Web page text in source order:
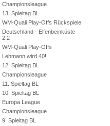
Championsleague
13. Spieltag BL
WM-Quali Play-Offs Rückspiele
Deutschland - Elfenbeinküste
2:2
WM-Quali Play-Offs
Lehmann wird 40!
12. Spieltag BL
Championsleague
11. Spieltag BL
10. Spieltag BL
Europa League
Championsleague
9. Spieltag BL